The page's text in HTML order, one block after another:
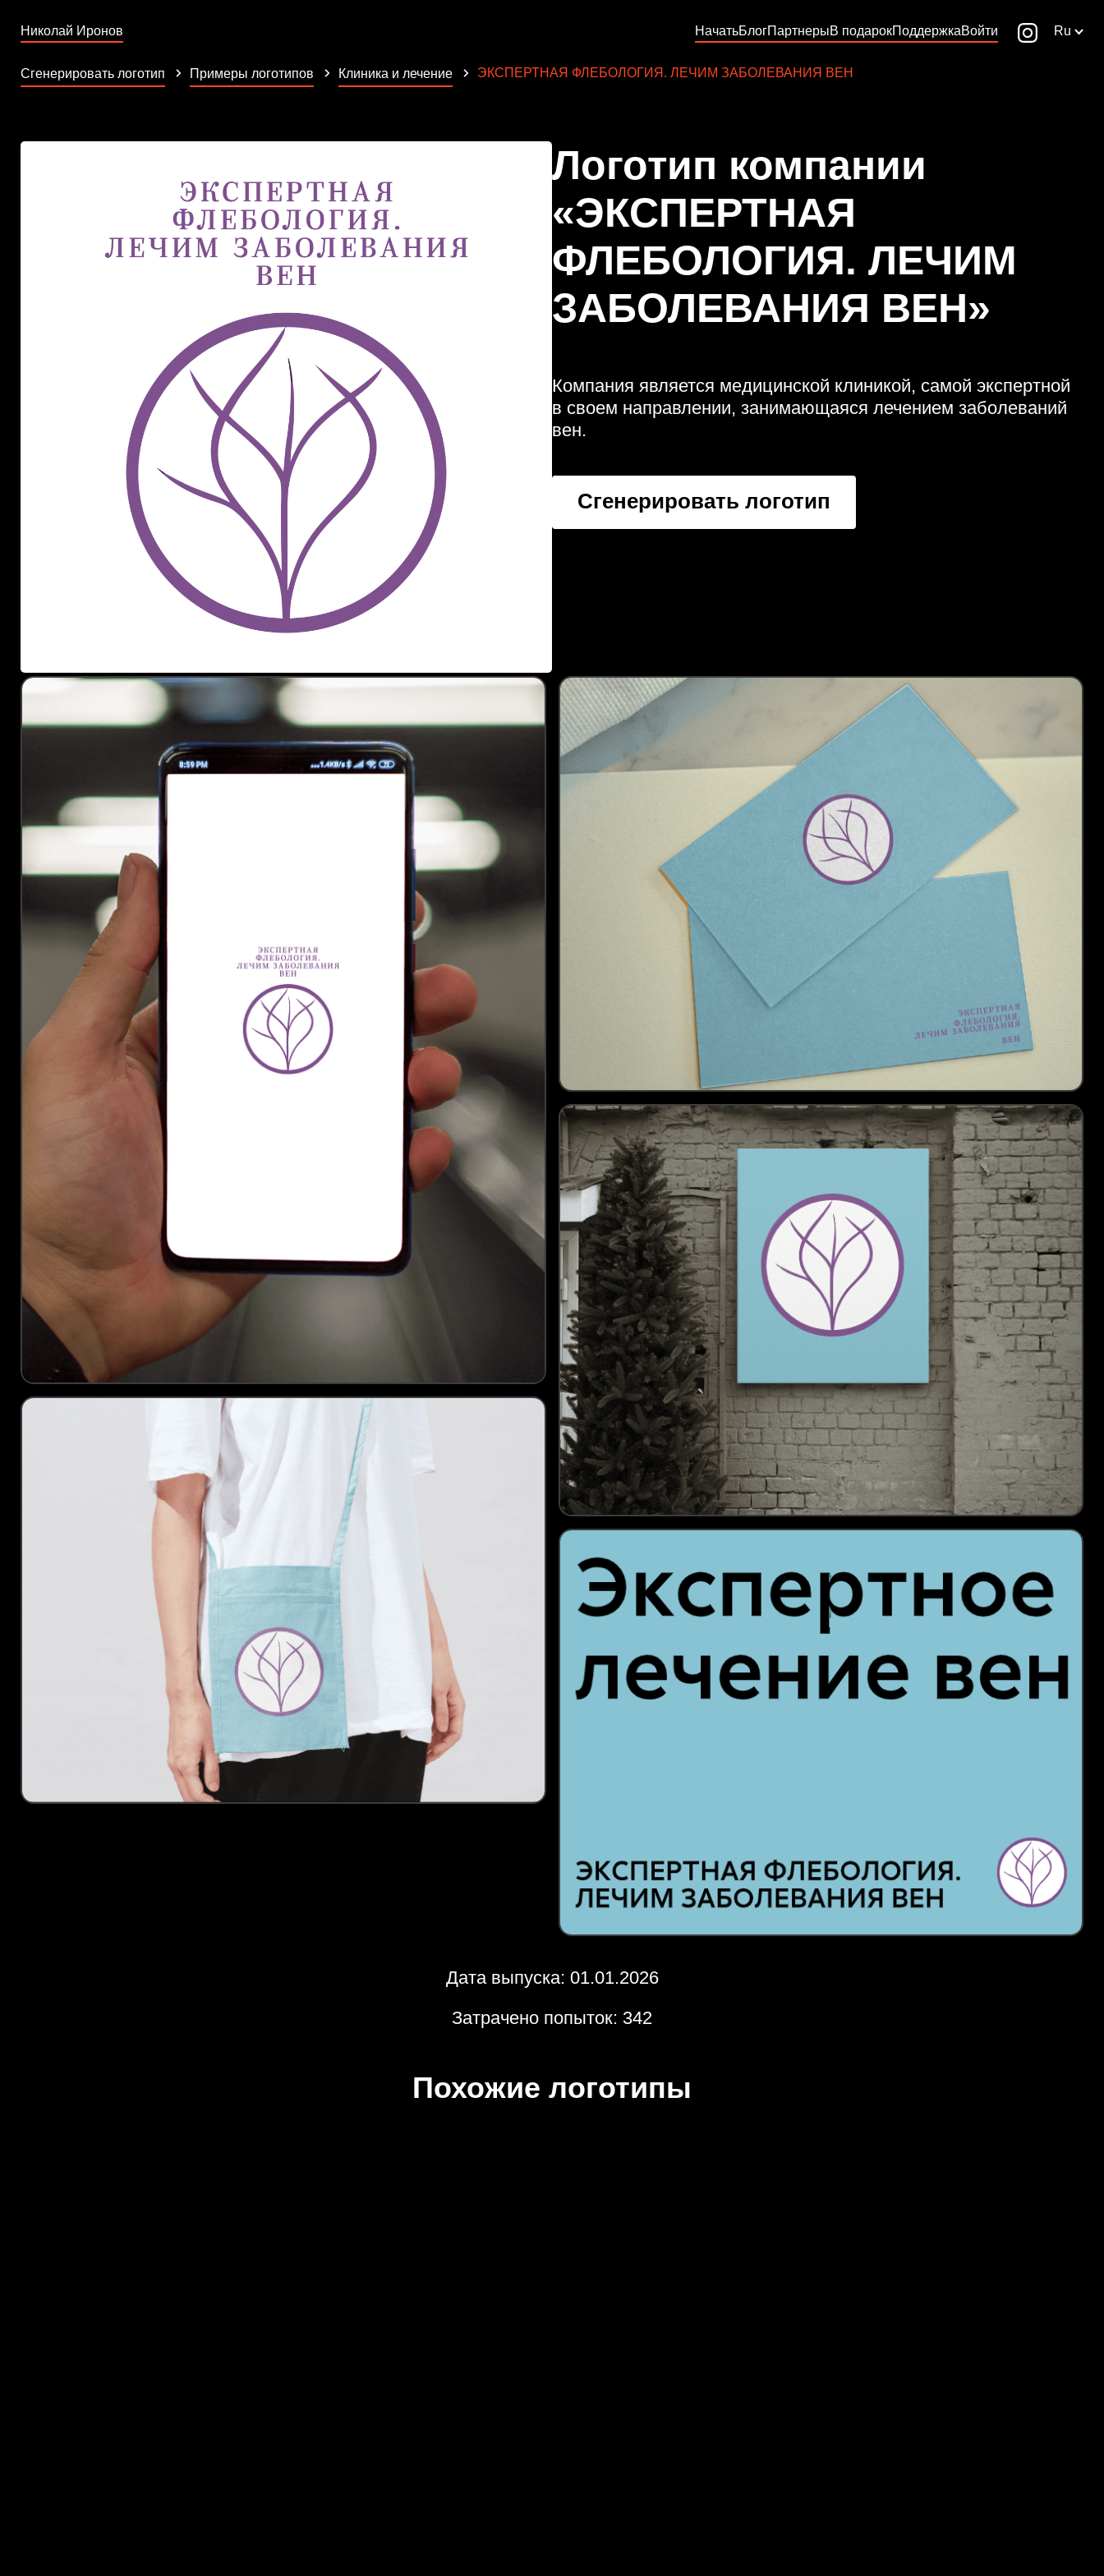
Николай Иронов НачатьБлогПартнерыВ подарокПоддержкаВойти Ru
Сгенерировать логотип Примеры логотипов Клиника и лечение ЭКСПЕРТНАЯ ФЛЕБОЛОГИЯ. ЛЕЧИМ ЗАБОЛЕВАНИЯ ВЕН
Логотип компании
«ЭКСПЕРТНАЯ
ФЛЕБОЛОГИЯ. ЛЕЧИМ
ЗАБОЛЕВАНИЯ ВЕН»
Компания является медицинской клиникой, самой экспертной
в своем направлении, занимающаяся лечением заболеваний
вен.
Сгенерировать логотип
Дата выпуска: 01.01.2026
Затрачено попыток: 342
Похожие логотипы